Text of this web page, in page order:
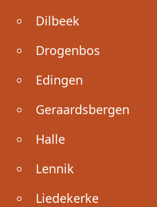
Dilbeek
Drogenbos
Edingen
Geraardsbergen
Halle
Lennik
Liedekerke